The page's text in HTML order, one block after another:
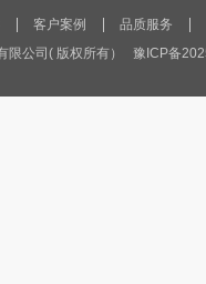
客户案例
品质服务
限公司( 版权所有）
豫ICP备